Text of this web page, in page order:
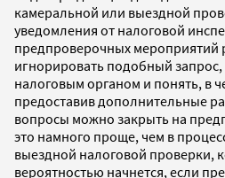
камеральной или выездной
уведомления от налоговой
предпроверочных мероприятий
игнорировать подобный запрос,
налоговым органом и понять, в
предоставив дополнительные
вопросы можно закрыть на
это намного проще, чем в
выездной налоговой проверки,
вероятностью начнется, если